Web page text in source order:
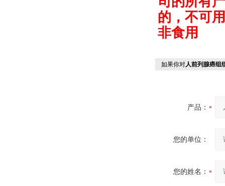
的，不可
非食用
如果你对人前列腺癌组
产品：
您的单位：
您的姓名：